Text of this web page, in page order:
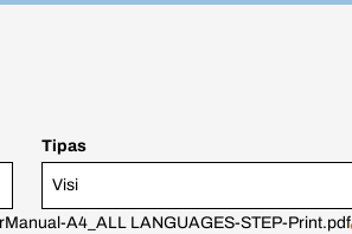
Tipas
Visi
A4_ALL LANGUAGES-STEP-Print.pdf